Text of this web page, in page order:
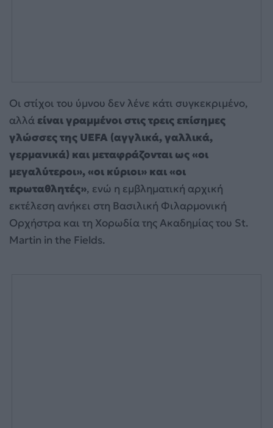
Οι στίχοι του ύμνου δεν λένε κάτι συγκεκριμένο,
αλλά είναι γραμμένοι στις τρεις επίσημες
γλώσσες της UEFA (αγγλικά, γαλλικά,
γερμανικά) και μεταφράζονται ως «οι
μεγαλύτεροι», «οι κύριοι» και «οι
πρωταθλητές», ενώ η εμβληματική αρχική
εκτέλεση ανήκει στη Βασιλική Φιλαρμονική
Ορχήστρα και τη Χορωδία της Ακαδημίας του St.
Martin in the Fields.